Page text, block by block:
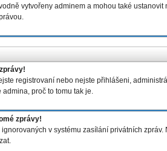
vytvořeny adminem a mohou také
registrovaní nebo nejste přihlášeni,
proč to tomu tak je.
zprávy!
v systému zasílání privátních